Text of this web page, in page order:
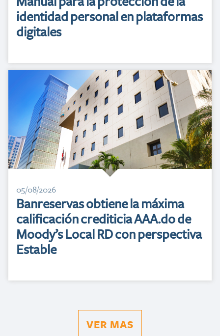
identidad personal en plataformas
digitales
05/08/2026
Banreservas obtiene la máxima
calificación crediticia AAA.do de
Moody’s Local RD con perspectiva
Estable
VER MAS